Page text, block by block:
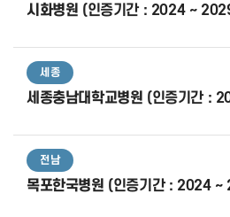
시화병원 (인증기간 : 2024 ~
세종
세종충남대학교병원 (인증기간 :
전남
목포한국병원 (인증기간 : 2024 ~